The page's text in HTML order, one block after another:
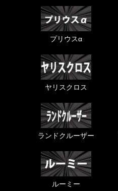
プリウスα
ヤリスクロス
ランドクルーザー
ルーミー